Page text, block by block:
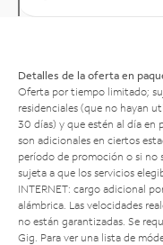
Detalles de la oferta en
Oferta por tiempo limitado;
residenciales (que no hayan
30 días) y que estén al día en
son adicionales en ciertos
período de promoción o si no
sujeta a que los servicios
INTERNET: cargo adicional
alámbrica. Las velocidades
no están garantizadas. Se
Gig. Para ver una lista de